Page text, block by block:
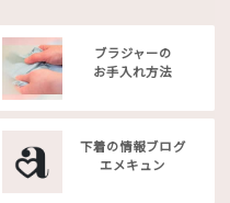
ブラジャーの
お手入れ方法
下着の情報ブログ
エメキュン